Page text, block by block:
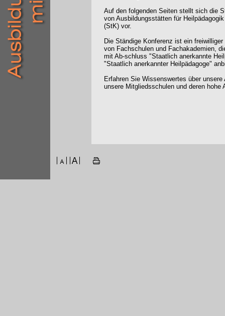
Auf den folgenden Seiten stellt sich die
von Ausbildungsstätten für
(StK) vor.
Die Ständige Konferenz ist ein
von Fachschulen und Fachakademien,
mit Ab-schluss "Staatlich anerkannte
"Staatlich anerkannter Heilpädagoge"
Erfahren Sie Wissenswertes über
unsere Mitgliedsschulen und deren hohe